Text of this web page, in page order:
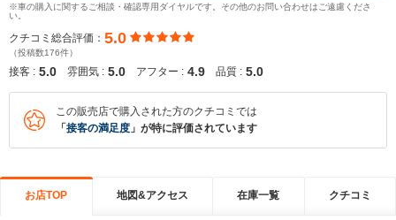
※車の購入に関するご相談・確認専用ダイヤルです。その他のお問い合わせはご遠慮くださ
い。
クチコミ総合評価： 5.0
（投稿数176件）
接客 : 5.0 雰囲気 : 5.0 アフター : 4.9 品質 : 5.0
この販売店で購入された方のクチコミでは
「接客の満足度 」が特に評価されています
お店TOP 地図&アクセス 在庫一覧 クチコミ